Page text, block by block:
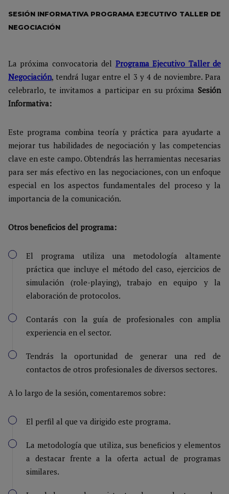
SESIÓN INFORMATIVA PROGRAMA EJECUTIVO TALLER DE
NEGOCIACIÓN
La próxima convocatoria del Programa Ejecutivo Taller de
Negociación, tendrá lugar entre el 3 y 4 de noviembre. Para
celebrarlo, te invitamos a participar en su próxima Sesión
Informativa:
Este programa combina teoría y práctica para ayudarte a
mejorar tus habilidades de negociación y las competencias
clave en este campo. Obtendrás las herramientas necesarias
para ser más efectivo en las negociaciones, con un enfoque
especial en los aspectos fundamentales del proceso y la
importancia de la comunicación.
Otros beneficios del programa:
El programa utiliza una metodología altamente
práctica que incluye el método del caso, ejercicios de
simulación (role-playing), trabajo en equipo y la
elaboración de protocolos.
Contarás con la guía de profesionales con amplia
experiencia en el sector.
Tendrás la oportunidad de generar una red de
contactos de otros profesionales de diversos sectores.
A lo largo de la sesión, comentaremos sobre:
El perfil al que va dirigido este programa.
La metodología que utiliza, sus beneficios y elementos
a destacar frente a la oferta actual de programas
similares.